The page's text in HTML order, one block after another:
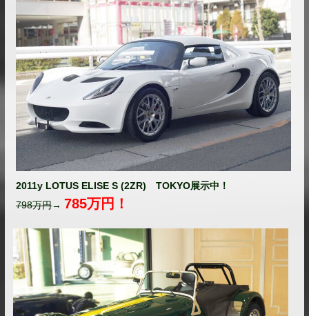
2011y LOTUS ELISE S (2ZR) TOKYO展示中！
798万円→ 785万円！